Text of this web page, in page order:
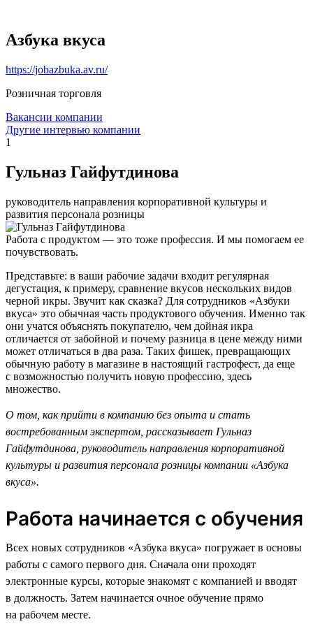
Азбука вкуса
https://jobazbuka.av.ru/
Розничная торговля
Вакансии компании
Другие интервью компании
1
Гульназ Гайфутдинова
руководитель направления корпоративной культуры и
развития персонала розницы
Работа с продуктом — это тоже профессия. И мы помогаем ее
почувствовать.
Представьте: в ваши рабочие задачи входит регулярная
дегустация, к примеру, сравнение вкусов нескольких видов
черной икры. Звучит как сказка? Для сотрудников «Азбуки
вкуса» это обычная часть продуктового обучения. Именно так
они учатся объяснять покупателю, чем дойная икра
отличается от забойной и почему разница в цене между ними
может отличаться в два раза. Таких фишек, превращающих
обычную работу в магазине в настоящий гастрофест, да еще
с возможностью получить новую профессию, здесь
множество.
О том, как прийти в компанию без опыта и стать
востребованным экспертом, рассказывает Гульназ
Гайфутдинова, руководитель направления корпоративной
культуры и развития персонала розницы компании «Азбука
вкуса».
Работа начинается с обучения
Всех новых сотрудников «Азбука вкуса» погружает в основы
работы с самого первого дня. Сначала они проходят
электронные курсы, которые знакомят с компанией и вводят
в должность. Затем начинается очное обучение прямо
на рабочем месте.